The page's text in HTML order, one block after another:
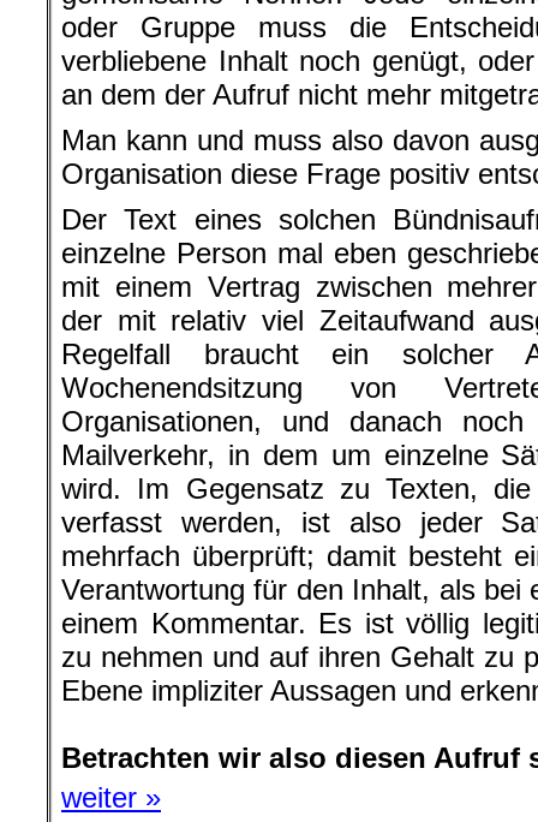
oder Gruppe muss die
verbliebene Inhalt noch genügt,
an dem der Aufruf nicht mehr
Man kann und muss also davon
Organisation diese Frage positiv
Der Text eines solchen
einzelne Person mal eben
mit einem Vertrag zwischen
der mit relativ viel Zeitaufwand
Regelfall braucht ein solcher
Wochenendsitzung von
Organisationen, und danach
Mailverkehr, in dem um einzelne
wird. Im Gegensatz zu Texten,
verfasst werden, ist also jeder
mehrfach überprüft; damit besteht
Verantwortung für den Inhalt, als bei
einem Kommentar. Es ist völlig
zu nehmen und auf ihren Gehalt zu
Ebene impliziter Aussagen und
Betrachten wir also diesen Aufruf
weiter »